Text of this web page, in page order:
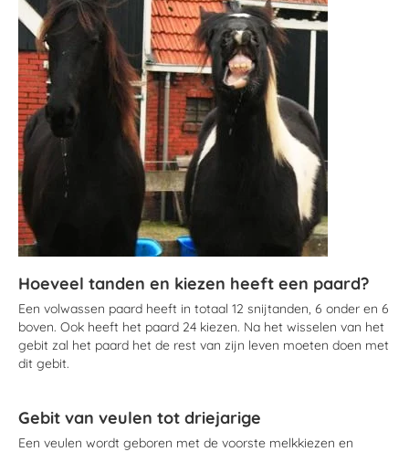
Hoeveel tanden en kiezen heeft een paard?
Een volwassen paard heeft in totaal 12 snijtanden, 6 onder en 6
boven. Ook heeft het paard 24 kiezen. Na het wisselen van het
gebit zal het paard het de rest van zijn leven moeten doen met
dit gebit.
Gebit van veulen tot driejarige
Een veulen wordt geboren met de voorste melkkiezen en